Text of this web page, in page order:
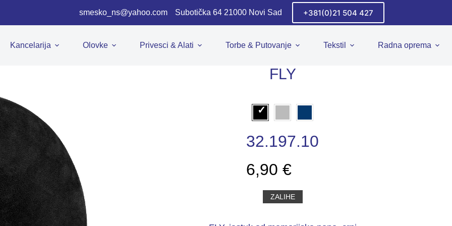
smesko_ns@yahoo.com Subotička 64 21000 Novi Sad +381(0)21 504 427
Kancelarija Olovke Privesci & Alati Torbe & Putovanje Tekstil Radna oprema
FLY
32.197.10
6,90 €
ZALIHE